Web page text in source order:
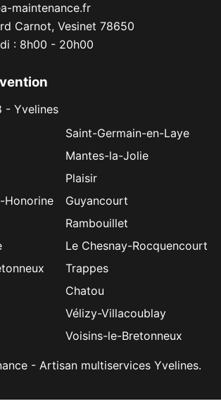
maintenance.fr
Carnot, Vesinet 78650
: 8h00 - 20h00
- Yvelines
Saint-Germain-en-Laye
Mantes-la-Jolie
Plaisir
Honorine
Guyancourt
Rambouillet
Le Chesnay-Rocquencourt
Trappes
Chatou
Vélizy-Villacoublay
Voisins-le-Bretonneux
- Artisan multiservices Yvelines.